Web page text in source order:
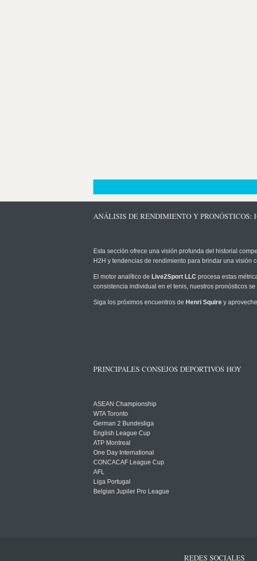
ANÁLISIS DE RENDIMIENTO Y PRONÓSTICOS:
Esta sección ofrece una visión profunda del historial
H2H y tendencias de rendimiento para brindar una visión
El motor analítico de Live2Sport LLC procesa estas
consistencia individual en el tenis, nuestros pronósticos
Siga los próximos encuentros de Henri Squire y
PRINCIPALES CONSEJOS DEPORTIVOS HOY
ASEAN Championship
WTA Toronto
German 2 Bundesliga
English League Cup
ATP Montreal
One Day International
CONCACAF League Cup
AFL
Liga Portugal
Belgian Jupiler Pro League
REDES SOCIALES